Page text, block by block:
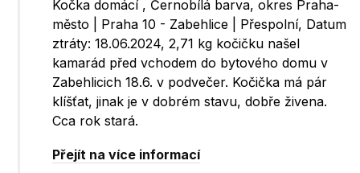
Kočka domácí , Černobílá barva, okres Praha-
město | Praha 10 - Zabehlice | Přespolní, Datum
ztráty: 18.06.2024, 2,71 kg kočičku našel
kamarád před vchodem do bytového domu v
Zabehlicich 18.6. v podvečer. Kočička má pár
klíšťat, jinak je v dobrém stavu, dobře živena.
Cca rok stará.
Přejít na více informací